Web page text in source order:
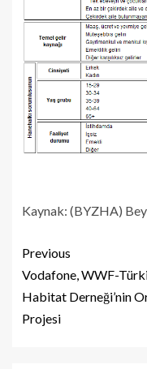
Kaynak: (BYZHA)
Previous
Vodafone, WWF-
Habitat Derneği’nin
Projesi